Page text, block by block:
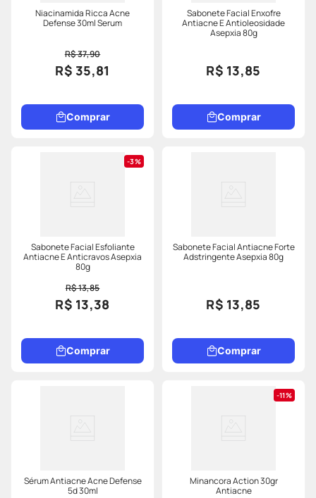
Niacinamida Ricca Acne
Defense 30ml Serum
R$ 37,90
R$ 35,81
Comprar
Sabonete Facial Enxofre
Antiacne E Antioleosidade
Asepxia 80g
R$ 13,85
Comprar
3%
Sabonete Facial Esfoliante
Antiacne E Anticravos Asepxia
80g
R$ 13,85
R$ 13,38
Comprar
Sabonete Facial Antiacne Forte
Adstringente Asepxia 80g
R$ 13,85
Comprar
Sérum Antiacne Acne Defense
5d 30ml
11%
Minancora Action 30gr
Antiacne